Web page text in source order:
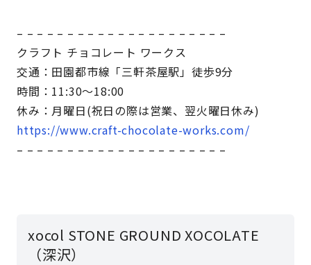
– – – – – – – – – – – – – – – – – – – – –
クラフト チョコレート ワークス
交通：田園都市線「三軒茶屋駅」徒歩9分
時間：11:30～18:00
休み：月曜日(祝日の際は営業、翌火曜日休み)
https://www.craft-chocolate-works.com/
– – – – – – – – – – – – – – – – – – – – –
xocol STONE GROUND XOCOLATE
（深沢）